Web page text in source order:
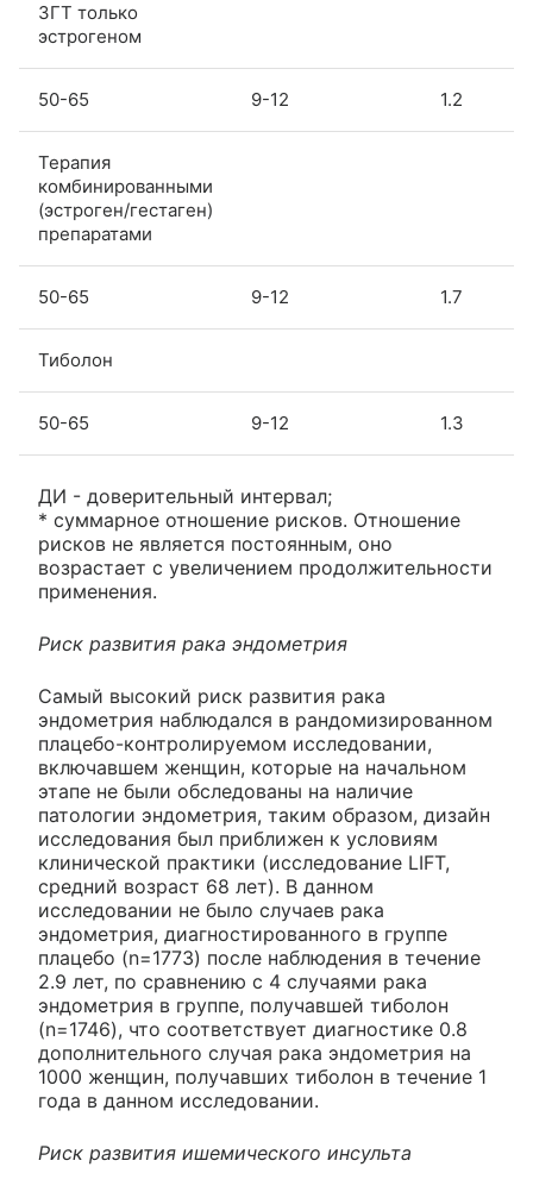
ЗГТ только
эстрогеном
50-65 9-12 1.2
Терапия
комбинированными
(эстроген/гестаген)
препаратами
50-65 9-12 1.7
Тиболон
50-65 9-12 1.3
ДИ - доверительный интервал;
* суммарное отношение рисков. Отношение
рисков не является постоянным, оно
возрастает с увеличением продолжительности
применения.
Риск развития рака эндометрия
Самый высокий риск развития рака
эндометрия наблюдался в рандомизированном
плацебо-контролируемом исследовании,
включавшем женщин, которые на начальном
этапе не были обследованы на наличие
патологии эндометрия, таким образом, дизайн
исследования был приближен к условиям
клинической практики (исследование LIFT,
средний возраст 68 лет). В данном
исследовании не было случаев рака
эндометрия, диагностированного в группе
плацебо (n=1773) после наблюдения в течение
2.9 лет, по сравнению с 4 случаями рака
эндометрия в группе, получавшей тиболон
(n=1746), что соответствует диагностике 0.8
дополнительного случая рака эндометрия на
1000 женщин, получавших тиболон в течение 1
года в данном исследовании.
Риск развития ишемического инсульта